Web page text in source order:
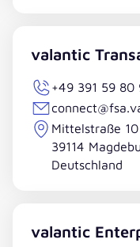
valantic
+49 391 59 80
Mittelstraße 10
39114
Deutschland
valantic